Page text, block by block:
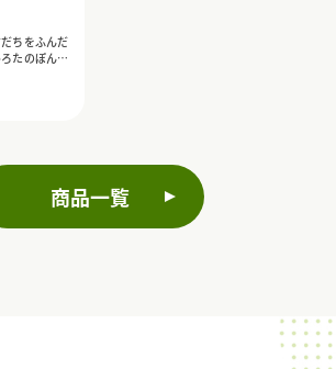
ちをふんだ
たのぽん
商品一覧